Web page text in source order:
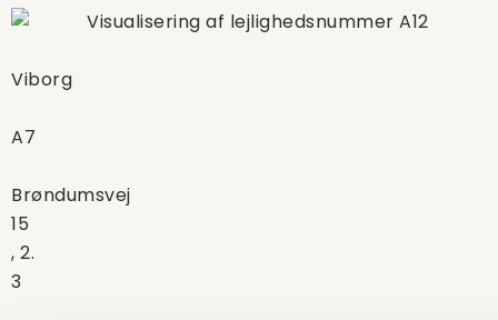
Viborg
A7
Brøndumsvej
15
, 2.
3